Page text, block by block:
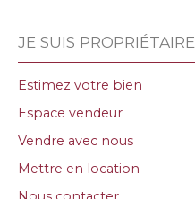
JE SUIS PROPRIÉTAIRE
Estimez votre bien
Espace vendeur
Vendre avec nous
Mettre en location